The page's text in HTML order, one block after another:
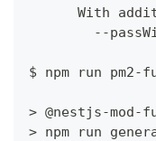
With
--
$ npm run
> @nestjs-
> npm run